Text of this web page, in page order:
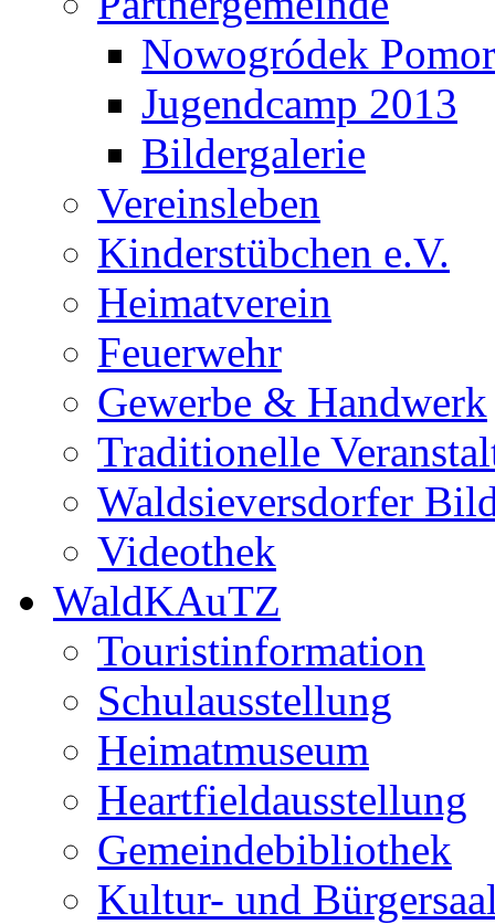
Nowogródek
Jugendcamp 2013
Bildergalerie
Vereinsleben
Kinderstübchen e.V.
Heimatverein
Feuerwehr
Gewerbe & Handwerk
Traditionelle
Waldsieversdorfer
Videothek
WaldKAuTZ
Touristinformation
Schulausstellung
Heimatmuseum
Heartfieldausstellung
Gemeindebibliothek
Kultur- und